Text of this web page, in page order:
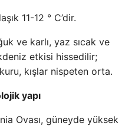
11-12 ° C’dir.
ve karlı, yaz sıcak ve
etkisi hissedilir;
kışlar nispeten orta.
yapı
Ovası, güneyde yüksek